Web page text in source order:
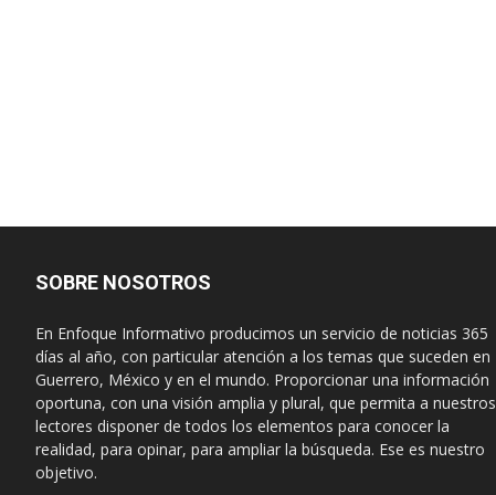
SOBRE NOSOTROS
En Enfoque Informativo producimos un servicio de noticias 365
días al año, con particular atención a los temas que suceden en
Guerrero, México y en el mundo. Proporcionar una información
oportuna, con una visión amplia y plural, que permita a nuestros
lectores disponer de todos los elementos para conocer la
realidad, para opinar, para ampliar la búsqueda. Ese es nuestro
objetivo.